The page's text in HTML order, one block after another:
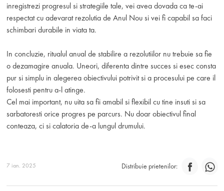
inregistrezi progresul si strategiile tale, vei avea dovada ca te-ai
respectat cu adevarat rezolutia de Anul Nou si vei fi capabil sa faci
schimbari durabile in viata ta.
In concluzie, ritualul anual de stabilire a rezolutiilor nu trebuie sa fie
o dezamagire anuala. Uneori, diferenta dintre succes si esec consta
pur si simplu in alegerea obiectivului potrivit si a procesului pe care il
folosesti pentru a-l atinge.
Cel mai important, nu uita sa fii amabil si flexibil cu tine insuti si sa
sarbatoresti orice progres pe parcurs. Nu doar obiectivul final
conteaza, ci si calatoria de-a lungul drumului.
7 ian. 2025 Distribuie prietenilor: